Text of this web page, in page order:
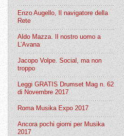
Enzo Augello, Il navigatore della
Rete
Aldo Mazza. Il nostro uomo a
L’Avana
Jacopo Volpe. Social, ma non
troppo
Leggi GRATIS Drumset Mag n. 62
di Novembre 2017
Roma Musika Expo 2017
Ancora pochi giorni per Musika
2017